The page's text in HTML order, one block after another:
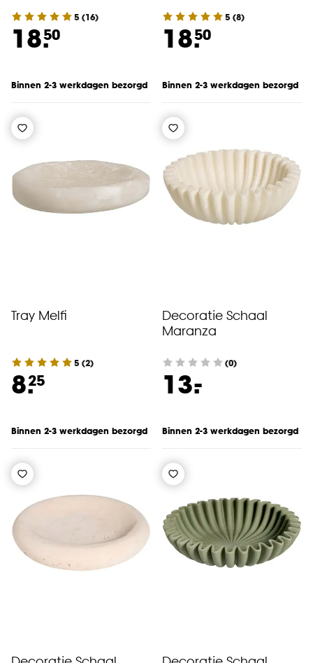
5 (16)
18.50
Binnen 2-3 werkdagen bezorgd
5 (8)
18.50
Binnen 2-3 werkdagen bezorgd
Tray Melfi
5 (2)
8.25
Binnen 2-3 werkdagen bezorgd
Decoratie Schaal
Maranza
(0)
13.
-
Binnen 2-3 werkdagen bezorgd